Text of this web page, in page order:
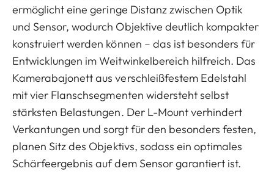
ermöglicht eine geringe Distanz zwischen Optik
und Sensor, wodurch Objektive deutlich kompakter
konstruiert werden können – das ist besonders für
Entwicklungen im Weitwinkelbereich hilfreich. Das
Kamerabajonett aus verschleißfestem Edelstahl
mit vier Flanschsegmenten widersteht selbst
stärksten Belastungen. Der L-Mount verhindert
Verkantungen und sorgt für den besonders festen,
planen Sitz des Objektivs, sodass ein optimales
Schärfeergebnis auf dem Sensor garantiert ist.